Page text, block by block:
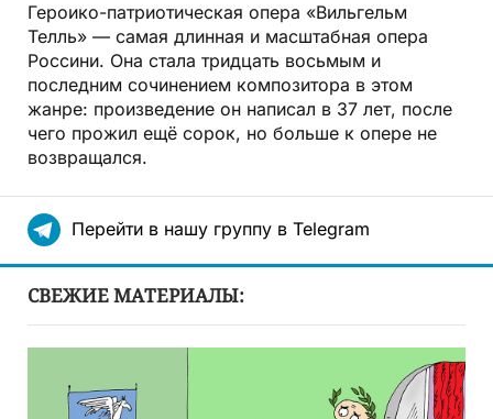
Героико-патриотическая опера «Вильгельм
Телль» — самая длинная и масштабная опера
Россини. Она стала тридцать восьмым и
последним сочинением композитора в этом
жанре: произведение он написал в 37 лет, после
чего прожил ещё сорок, но больше к опере не
возвращался.
Перейти в нашу группу в Telegram
СВЕЖИЕ МАТЕРИАЛЫ: